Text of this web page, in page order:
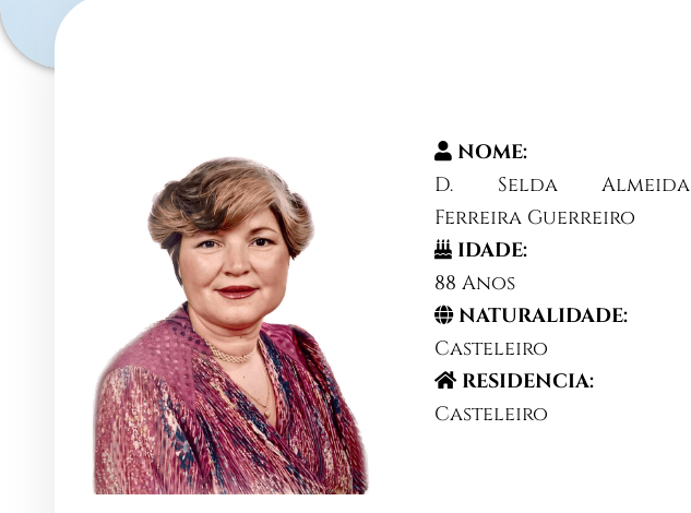
NOME:
D. Selda Almeida
Ferreira Guerreiro
IDADE:
88 Anos
NATURALIDADE:
Casteleiro
RESIDENCIA:
Casteleiro